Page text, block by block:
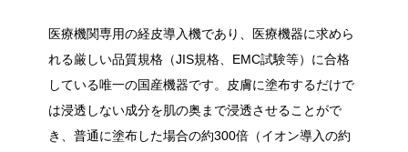
医療機関専用の経皮導入機であり、医療機器に求めら
れる厳しい品質規格（JIS規格、EMC試験等）に合格
している唯一の国産機器です。皮膚に塗布するだけで
は浸透しない成分を肌の奥まで浸透させることがで
き、普通に塗布した場合の約300倍（イオン導入の約